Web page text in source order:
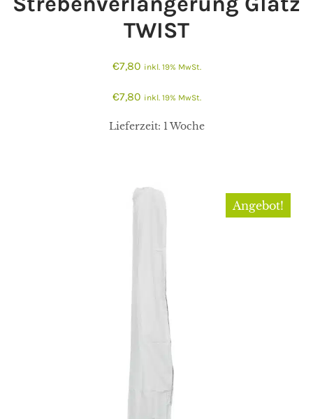
TWIST
€7,80 inkl. 19% MwSt.
€7,80 inkl. 19% MwSt.
Lieferzeit: 1 Woche
Angebot!